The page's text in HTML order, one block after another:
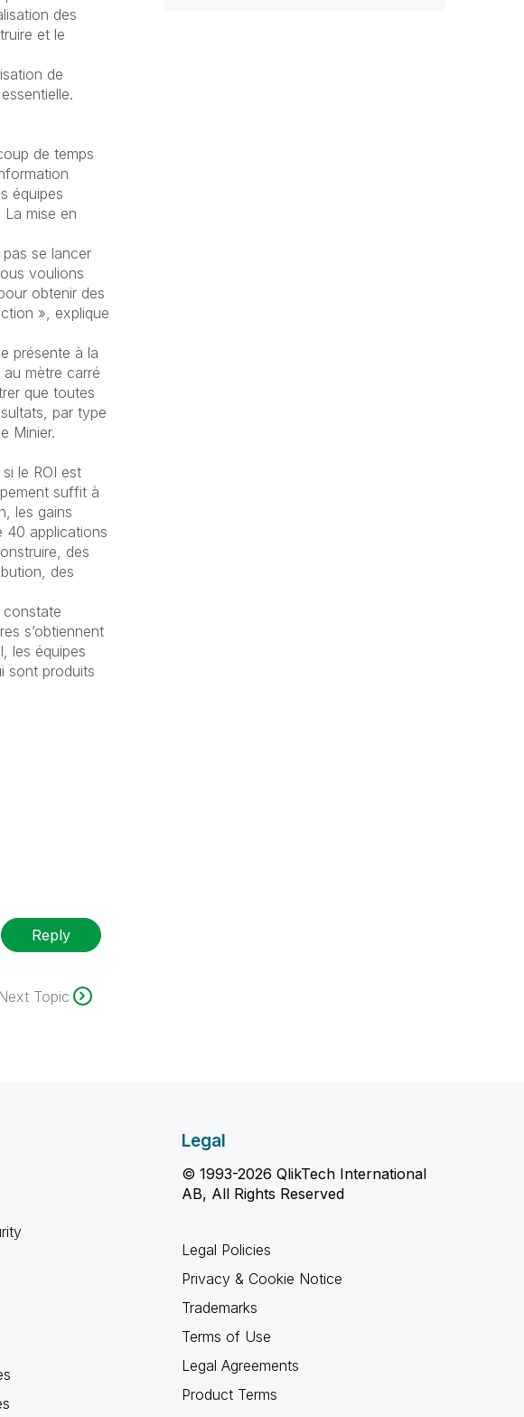
des
et le
de
de temps
équipes
La mise en
se lancer
voulions
obtenir des
», explique
présente à la
mètre carré
que toutes
par type
Minier.
le ROI est
suffit à
les gains
40 applications
des
des
constate
s’obtiennent
les équipes
sont produits
Reply
Next Topic
Legal
© 1993-2026 QlikTech International
AB, All Rights Reserved
Legal Policies
Privacy & Cookie Notice
Trademarks
Terms of Use
Legal Agreements
Product Terms